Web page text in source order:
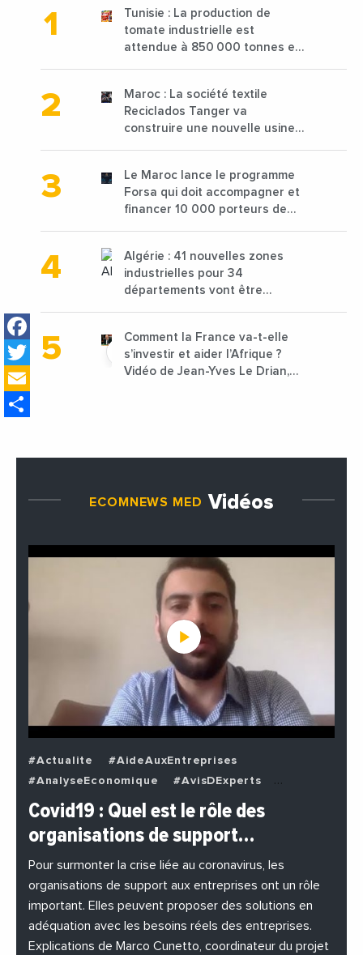
Facebook
Twitter
Tunisie : La production de
tomate industrielle est
attendue à 850 000 tonnes en
Maroc : La société textile
Reciclados Tanger va
construire une nouvelle usine
Le Maroc lance le programme
Forsa qui doit accompagner et
financer 10 000 porteurs de
Algérie : 41 nouvelles zones
industrielles pour 34
départements vont être
Comment la France va-t-elle
s’investir et aider l’Afrique ?
Vidéo de Jean-Yves Le Drian,
ECOMNEWS MED Vidéos
#Actualite
#AideAuxEntreprises
#AnalyseEconomique
#AvisDExperts
#BuzzNews
#Decideurs
#EchangesMediterraneens
#EnDirectDe
#Entreprises
#Institutions
#PhotosEtVideos
Covid19 : Quel est le rôle des
organisations de support…
Pour surmonter la crise liée au coronavirus, les
organisations de support aux entreprises ont un rôle
important. Elles peuvent proposer des solutions en
adéquation avec les besoins réels des entreprises.
Explications de Marco Cunetto, coordinateur du projet